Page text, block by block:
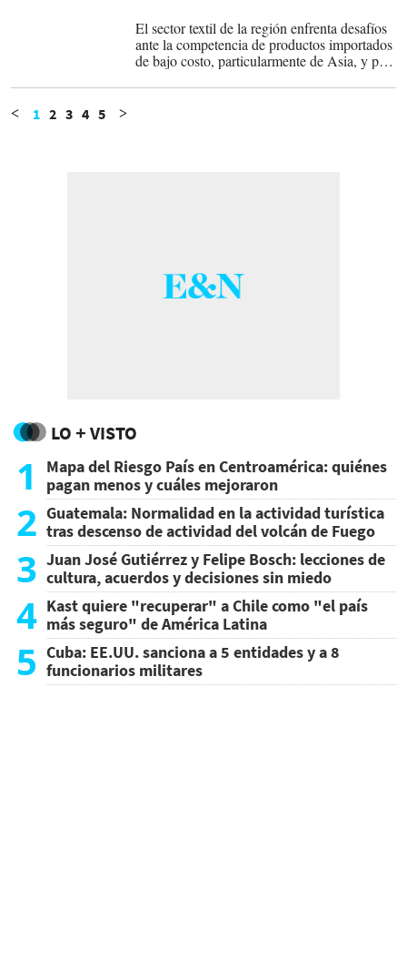
El sector textil de la región enfrenta desafíos
ante la competencia de productos importados
de bajo costo, particularmente de Asia, y por
manufactureros.
< 1 2 3 4 5 >
LO + VISTO
1
Mapa del Riesgo País en Centroamérica: quiénes
pagan menos y cuáles mejoraron
2 Guatemala: Normalidad en la actividad turística
tras descenso de actividad del volcán de Fuego
3 Juan José Gutiérrez y Felipe Bosch: lecciones de
cultura, acuerdos y decisiones sin miedo
4 Kast quiere "recuperar" a Chile como "el país
más seguro" de América Latina
5 Cuba: EE.UU. sanciona a 5 entidades y a 8
funcionarios militares